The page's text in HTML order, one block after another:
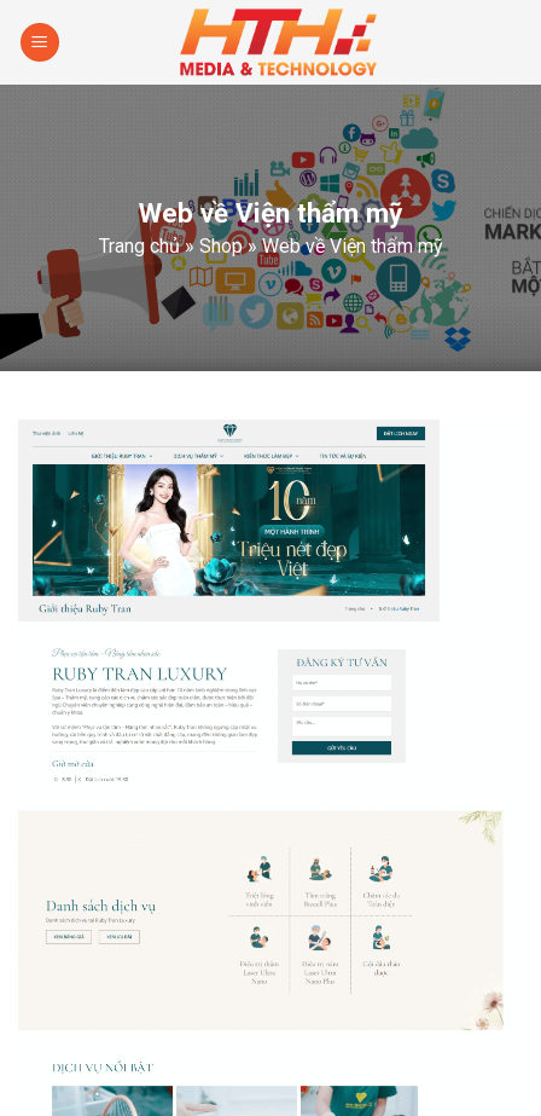
Web về Viện thẩm mỹ
Trang chủ»Shop»Web về Viện thẩm mỹ